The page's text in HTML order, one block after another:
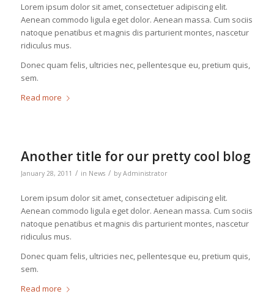
Lorem ipsum dolor sit amet, consectetuer adipiscing elit.
Aenean commodo ligula eget dolor. Aenean massa. Cum sociis
natoque penatibus et magnis dis parturient montes, nascetur
ridiculus mus.
Donec quam felis, ultricies nec, pellentesque eu, pretium quis,
sem.
Read more
Another title for our pretty cool blog
January 28, 2011 / in News / by Administrator
Lorem ipsum dolor sit amet, consectetuer adipiscing elit.
Aenean commodo ligula eget dolor. Aenean massa. Cum sociis
natoque penatibus et magnis dis parturient montes, nascetur
ridiculus mus.
Donec quam felis, ultricies nec, pellentesque eu, pretium quis,
sem.
Read more